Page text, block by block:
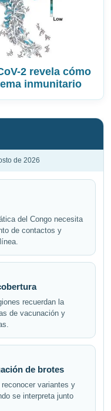
2 revela cómo
inmunitario
de 2026
del Congo necesita
de contactos y
recuerdan la
de vacunación y
de brotes
variantes y
se interpreta junto